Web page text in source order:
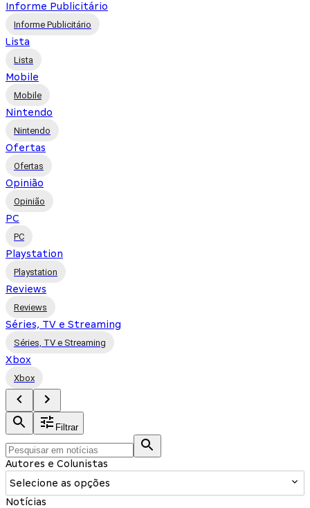
Informe Publicitário
Informe Publicitário
Lista
Lista
Mobile
Mobile
Nintendo
Nintendo
Ofertas
Ofertas
Opinião
Opinião
PC
PC
Playstation
Playstation
Reviews
Reviews
Séries, TV e Streaming
Séries, TV e Streaming
Xbox
Xbox
Filtrar
Autores e Colunistas
Selecione as opções
Notícias